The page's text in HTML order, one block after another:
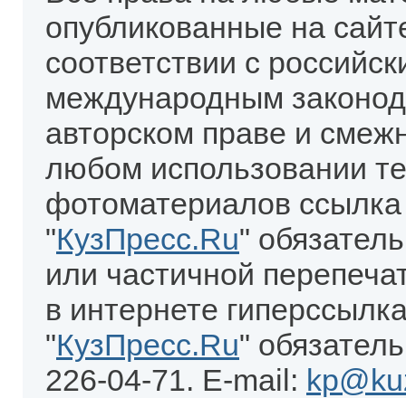
опубликованные на
соответствии с
международным
авторском праве и
любом использовании
фотоматериалов
"КузПресс.Ru"
или частичной
в интернете
"КузПресс.Ru"
226-04-71. E-mail: